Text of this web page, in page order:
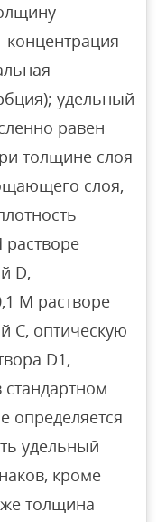
удельный
равен
толщине слоя
слоя,
D,
М растворе
С, оптическую
D1,
определяется
удельный
кроме
же толщина